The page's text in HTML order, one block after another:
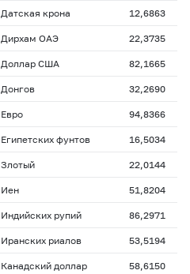
Датская крона 12,6863
Дирхам ОАЭ 22,3735
Доллар США 82,1665
Донгов 32,2690
Евро 94,8366
Египетских фунтов 16,5034
Злотый 22,0144
Иен 51,8204
Индийских рупий 86,2971
Иранских риалов 53,5194
Канадский доллар 58,6150